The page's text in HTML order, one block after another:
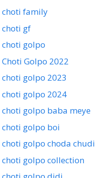
choti family
gf
golpo
Golpo 2022
golpo 2023
golpo 2024
golpo baba meye
golpo boi
golpo choda chudi
golpo collection